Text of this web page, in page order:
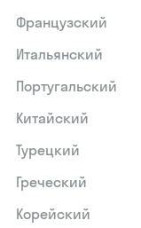
Французский
Итальянский
Португальский
Китайский
Турецкий
Греческий
Корейский